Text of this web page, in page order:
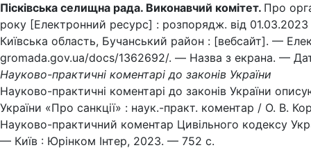
Пісківська селищна рада. Виконавчий комітет. Про
року [Електронний ресурс] : розпорядж. від
Київська область, Бучанський район : [вебсайт]. —
gromada.gov.ua/docs/1362692/. — Назва з екрана. —
Науково-практичні коментарі до законів України
Науково-практичні коментарі до законів України
України «Про санкції» : наук.-практ. коментар / О. В.
Науково-практичний коментар Цивільного кодексу
— Київ : Юрінком Інтер, 2023. — 752 c.